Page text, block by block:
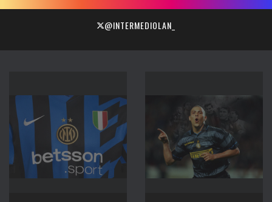
@INTERMEDIOLAN_